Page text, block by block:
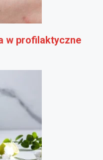
w profilaktyczne